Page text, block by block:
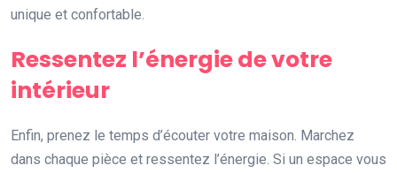
unique et confortable.
Ressentez l’énergie de votre
intérieur
Enfin, prenez le temps d’écouter votre maison. Marchez
dans chaque pièce et ressentez l’énergie. Si un espace vous